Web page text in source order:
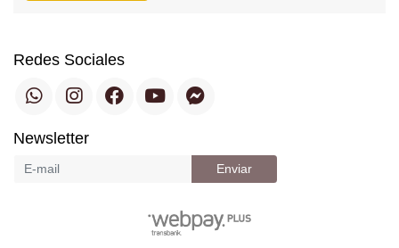
Redes Sociales
Newsletter
Enviar